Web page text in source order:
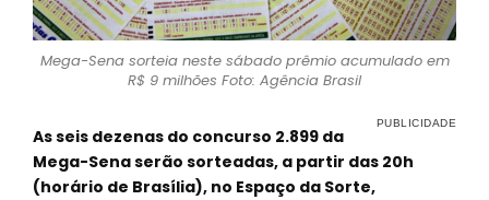
Mega-Sena sorteia neste sábado prêmio acumulado em
R$ 9 milhões Foto: Agência Brasil
As seis dezenas do concurso 2.899 da
Mega-Sena serão sorteadas, a partir das 20h
(horário de Brasília), no Espaço da Sorte,